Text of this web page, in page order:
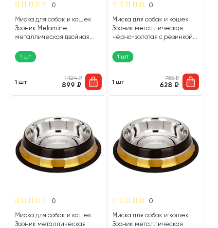
0
Миска для собак и кошек
Зооник Melamine
металлическая двойная
1 шт
1 шт
1 124₽
899 ₽
0
Миска для собак и кошек
Зооник металлическая
чёрно-золотая с резинкой
1 шт
1 шт
785₽
628 ₽
0
Миска для собак и кошек
Зооник металлическая
0
Миска для собак и кошек
Зооник металлическая